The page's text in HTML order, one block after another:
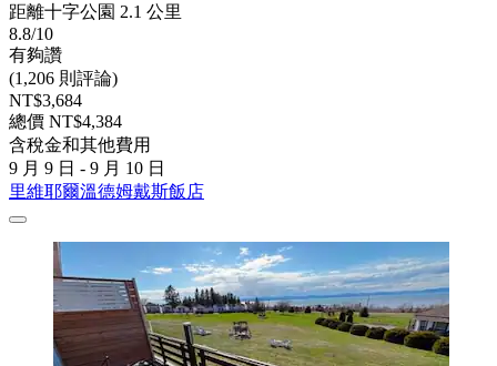
距離十字公園 2.1 公里
8.8/10
有夠讚
(1,206 則評論)
NT$3,684
總價 NT$4,384
含稅金和其他費用
9 月 9 日 - 9 月 10 日
里維耶爾溫德姆戴斯飯店